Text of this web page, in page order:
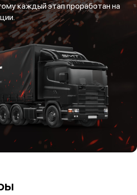
каждый этап проработан на